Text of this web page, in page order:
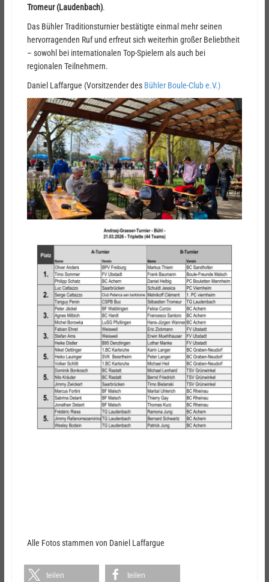
Tromeur (Laudenbach).
Das Bühler Traditionsturnier bestätigte einmal mehr seinen
hervorragenden Ruf und erfreut sich weiterhin großer Beliebtheit
– sowohl bei internationalen Top-Spielern als auch bei
regionalen Teilnehmern.
Daniel Laffargue (Vorsitzender des Bühler Boule-Club e.V.)
Alle Fotos stammen von Daniel Laffargue
teilen teilen